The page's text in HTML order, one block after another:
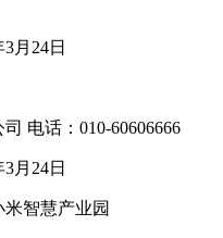
月24日
电话：010-60606666
月24日
智慧产业园